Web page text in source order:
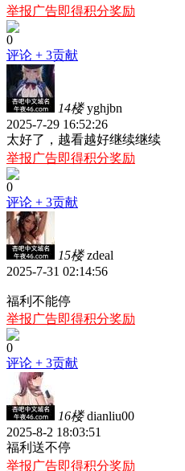
举报广告即得积分奖励
0
评论 + 3贡献
14楼 yghjbn
2025-7-29 16:52:26
太好了，越看越好继续继续
举报广告即得积分奖励
0
评论 + 3贡献
15楼 zdeal
2025-7-31 02:14:56
福利不能停
举报广告即得积分奖励
0
评论 + 3贡献
16楼 dianliu00
2025-8-2 18:03:51
福利送不停
举报广告即得积分奖励